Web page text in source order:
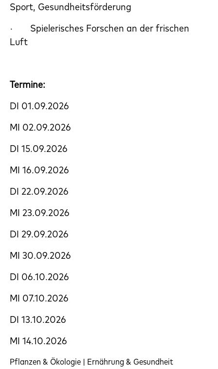
Sport, Gesundheitsförderung
· Spielerisches Forschen an der frischen
Luft
Termine:
DI 01.09.2026
MI 02.09.2026
DI 15.09.2026
MI 16.09.2026
DI 22.09.2026
MI 23.09.2026
DI 29.09.2026
MI 30.09.2026
DI 06.10.2026
MI 07.10.2026
DI 13.10.2026
MI 14.10.2026
Pflanzen & Ökologie | Ernährung & Gesundheit